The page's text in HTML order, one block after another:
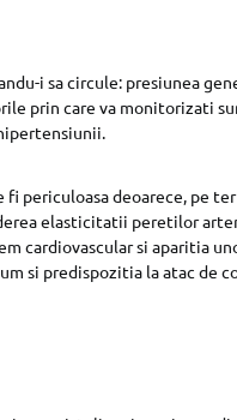
i sa circule: presiunea
prin care va monitorizati
periculoasa deoarece, pe
elasticitatii peretilor
cardiovascular si aparitia
si predispozitia la atac de